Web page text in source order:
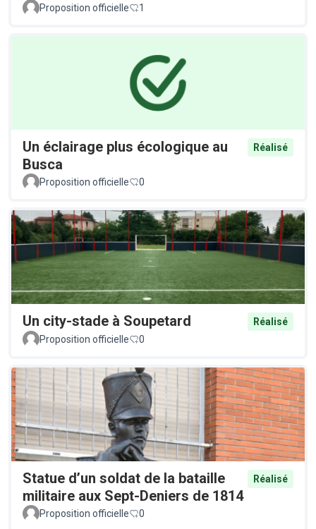
Proposition officielle 1
Un éclairage plus écologique au
Busca
Réalisé
Proposition officielle 0
Un city-stade à Soupetard
Réalisé
Proposition officielle
0
Statue d’un soldat de la bataille
militaire aux Sept-Deniers de 1814
Réalisé
Proposition officielle 0